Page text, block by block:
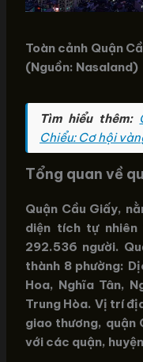
Toàn cảnh Quận
(Nguồn: Nasaland)
Tìm hiểu thêm:
Chiểu: Cơ hội
Tổng quan về
Quận Cầu Giấy,
diện tích tự nhiên
292.536 người.
thành 8 phường:
Hoa, Nghĩa Tân,
Trung Hòa. Vị trí
giao thương, quận
với các quận,